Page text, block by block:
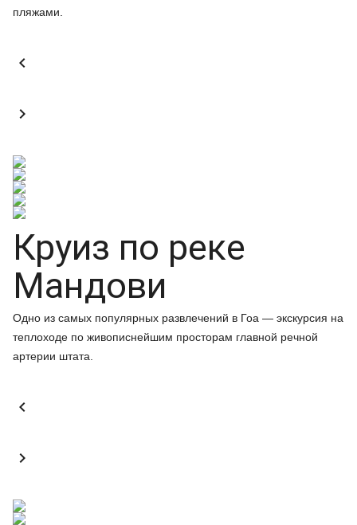
пляжами.


Круиз по реке
Мандови
Одно из самых популярных развлечений в Гоа — экскурсия на
теплоходе по живописнейшим просторам главной речной
артерии штата.

